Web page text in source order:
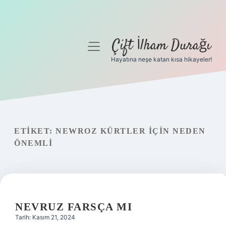
Gizlilik Politikası
Hakkımızda
menüyüÇift İlham Durağı
Hayatına neşe katan kısa hikayeler!
ETIKET: NEWROZ KÜRTLER IÇIN NEDEN
ÖNEMLI
NEVRUZ FARSÇA MI
Tarih: Kasım 21, 2024